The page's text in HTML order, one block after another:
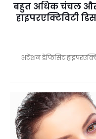
बहुत अधिक चंचल और
हाइपरएक्टिविटी
अटेंशन डेफिसिट